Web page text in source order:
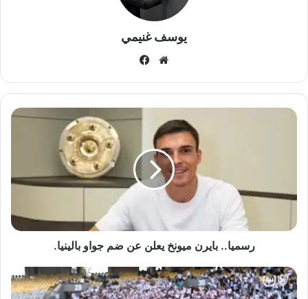
يوسف غنيمي
موقع
رسميا..
جواو
رسميا.. بايرن ميونخ يعلن عن ضم جواو بالينيا.
بعد
تتويجه